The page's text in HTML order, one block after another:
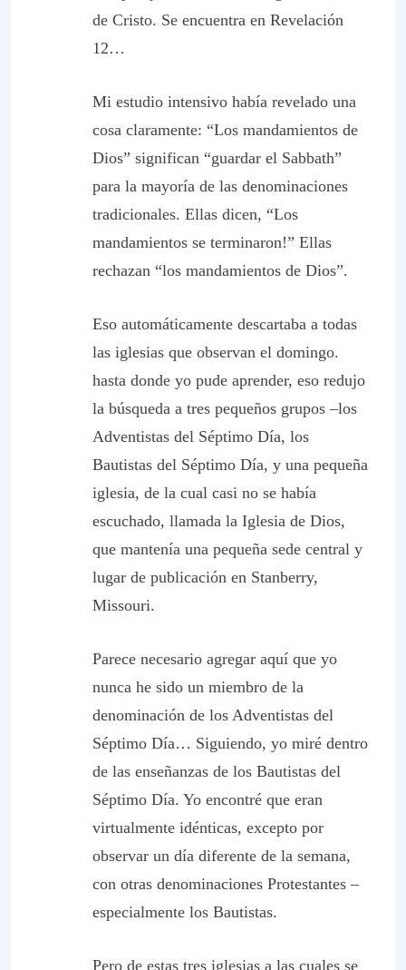
de Cristo. Se encuentra en Revelación
12…
Mi estudio intensivo había revelado una
cosa claramente: “Los mandamientos de
Dios” significan “guardar el Sabbath”
para la mayoría de las denominaciones
tradicionales. Ellas dicen, “Los
mandamientos se terminaron!” Ellas
rechazan “los mandamientos de Dios”.
Eso automáticamente descartaba a todas
las iglesias que observan el domingo.
hasta donde yo pude aprender, eso redujo
la búsqueda a tres pequeños grupos –los
Adventistas del Séptimo Día, los
Bautistas del Séptimo Día, y una pequeña
iglesia, de la cual casi no se había
escuchado, llamada la Iglesia de Dios,
que mantenía una pequeña sede central y
lugar de publicación en Stanberry,
Missouri.
Parece necesario agregar aquí que yo
nunca he sido un miembro de la
denominación de los Adventistas del
Séptimo Día… Siguiendo, yo miré dentro
de las enseñanzas de los Bautistas del
Séptimo Día. Yo encontré que eran
virtualmente idénticas, excepto por
observar un día diferente de la semana,
con otras denominaciones Protestantes –
especialmente los Bautistas.
Pero de estas tres iglesias a las cuales se